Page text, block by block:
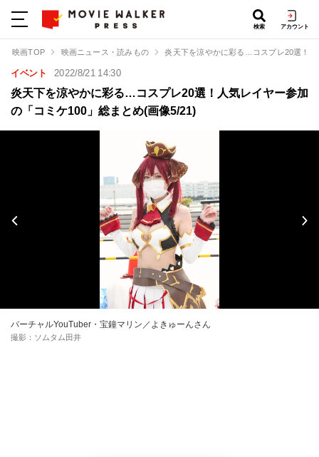
検索 アカウント
映画TOP 映画ニュース・読みもの 炎天下を涼やかに彩る…コスプレ20選！
イベント 2022/8/21 14:30
炎天下を涼やかに彩る…コスプレ20選！人気レイヤー参加
の「コミケ100」総まとめ(画像5/21)
バーチャルYouTuber・宝鐘マリン／よきゅーんさん
撮影：ソムタム田井